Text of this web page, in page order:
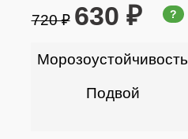
720 ₽ 630 ₽ ?
Морозоустойчивость
Подвой